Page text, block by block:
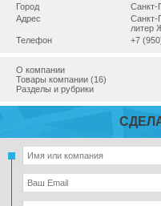
Город
Санкт-
Адрес
Санкт-
литер
Телефон
+7
О компании
Товары компании (16)
Разделы и рубрики